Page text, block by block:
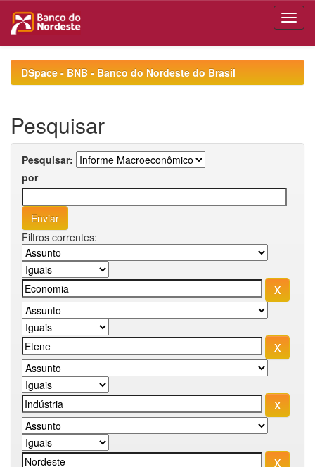
navigationDSpace - BNB - Banco do Nordeste do Brasil
Pesquisar
Pesquisar:
por
Filtros correntes: